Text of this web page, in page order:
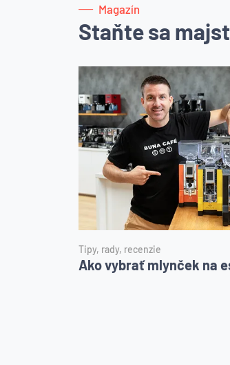
Magazín
Staňte sa
Tipy, rady, recenzie
Ako vybrať mlynček na